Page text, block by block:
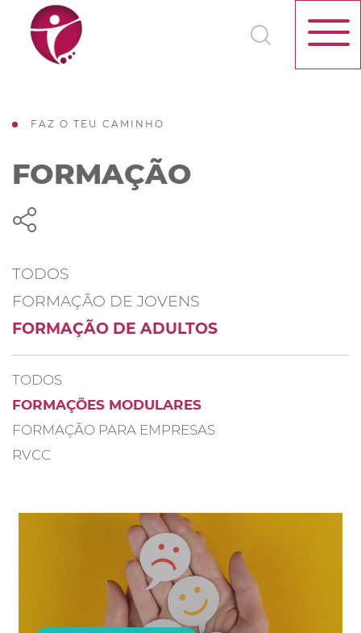
FAZ O TEU CAMINHO
FORMAÇÃO
TODOS
FORMAÇÃO DE JOVENS
FORMAÇÃO DE ADULTOS
TODOS
FORMAÇÕES MODULARES
FORMAÇÃO PARA EMPRESAS
RVCC